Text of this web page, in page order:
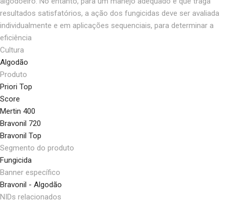
resultados satisfatórios, a ação dos fungicidas deve ser avaliada
individualmente e em aplicações sequenciais, para determinar a
eficiência
Cultura
Algodão
Produto
Priori Top
Score
Mertin 400
Bravonil 720
Bravonil Top
Segmento do produto
Fungicida
Banner específico
Bravonil - Algodão
NIDs relacionados